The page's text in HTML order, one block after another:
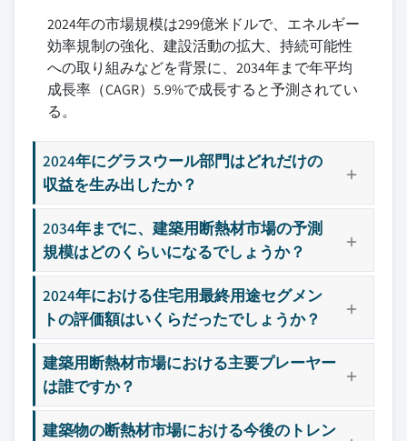
2024年の市場規模は299億米ドルで、エネルギー
効率規制の強化、建設活動の拡大、持続可能性
への取り組みなどを背景に、2034年まで年平均
成長率（CAGR）5.9%で成長すると予測されてい
る。
2024年にグラスウール部門はどれだけの
収益を生み出したか？
2034年までに、建築用断熱材市場の予測
規模はどのくらいになるでしょうか？
2024年における住宅用最終用途セグメン
トの評価額はいくらだったでしょうか？
建築用断熱材市場における主要プレーヤー
は誰ですか？
建築物の断熱材市場における今後のトレン